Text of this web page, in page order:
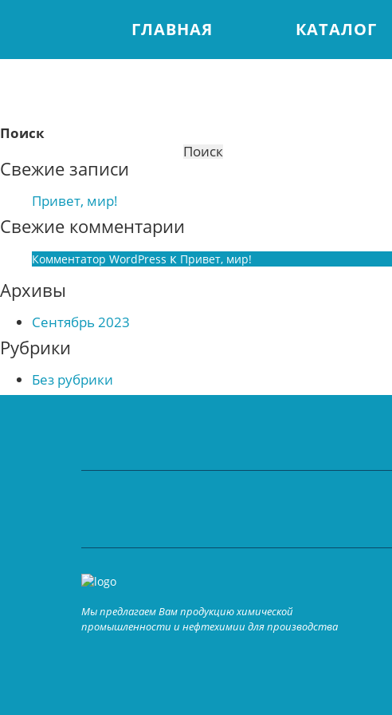
ГЛАВНАЯ КАТАЛОГ
Поиск
Поиск
Свежие записи
Привет, мир!
Свежие комментарии
Комментатор WordPress к Привет, мир!
Архивы
Сентябрь 2023
Рубрики
Без рубрики
Мы предлагаем Вам продукцию химической
промышленности и нефтехимии для производства